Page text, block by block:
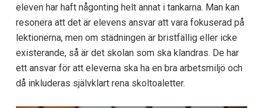
eleven har haft någonting helt annat i tankarna. Man kan
resonera att det är elevens ansvar att vara fokuserad på
lektionerna, men om städningen är bristfällig eller icke
existerande, så är det skolan som ska klandras. De har
ett ansvar för att eleverna ska ha en bra arbetsmiljö och
då inkluderas självklart rena skoltoaletter.